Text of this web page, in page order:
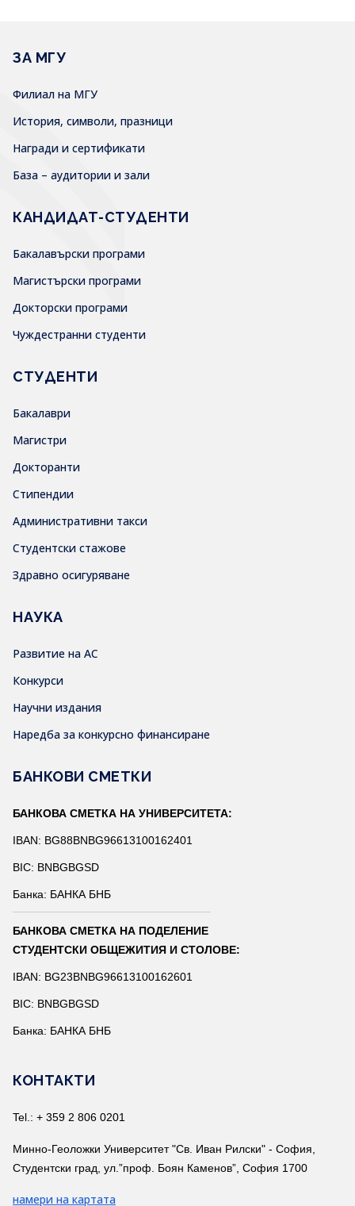
ЗА МГУ
Филиал на МГУ
История, символи, празници
Награди и сертификати
База – аудитории и зали
КАНДИДАТ-СТУДЕНТИ
Бакалавърски програми
Магистърски програми
Докторски програми
Чуждестранни студенти
СТУДЕНТИ
Бакалаври
Магистри
Докторанти
Стипендии
Административни такси
Студентски стажове
Здравно осигуряване
НАУКА
Развитие на АС
Конкурси
Научни издания
Наредба за конкурсно финансиране
БАНКОВИ СМЕТКИ
БАНКОВА СМЕТКА НА УНИВЕРСИТЕТА:
IBAN: BG88BNBG96613100162401
BIC: BNBGBGSD
Банка: БАНКА БНБ
БАНКОВА СМЕТКА НА ПОДЕЛЕНИЕ
СТУДЕНТСКИ ОБЩЕЖИТИЯ И СТОЛОВЕ:
IBAN: BG23BNBG96613100162601
BIC: BNBGBGSD
Банка: БАНКА БНБ
КОНТАКТИ
Tel.: + 359 2 806 0201
Минно-Геоложки Университет "Св. Иван Рилски" - София,
Студентски град, ул.”проф. Боян Каменов”, София 1700
намери на картата